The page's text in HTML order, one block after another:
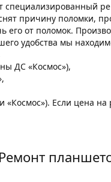
причину поломки,
его от поломок.
удобства мы
ДС «Космос»),
«Космос»). Если цена
Ремонт